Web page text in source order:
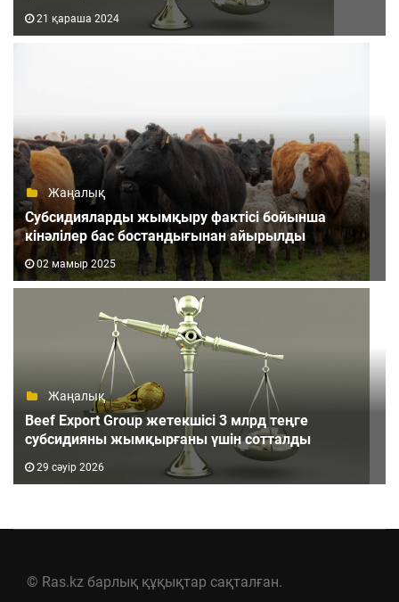
21 қараша 2024
Жаңалық
Субсидияларды жымқыру фактісі бойынша
кінәлілер бас бостандығынан айырылды
02 мамыр 2025
Жаңалық
Beef Export Group жетекшісі 3 млрд теңге
субсидияны жымқырғаны үшін сотталды
29 сәуір 2026
© Ras.kz барлық құқықтар сақталған.